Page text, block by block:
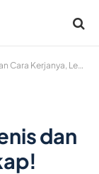
Kerjanya, Lengkap!
dan